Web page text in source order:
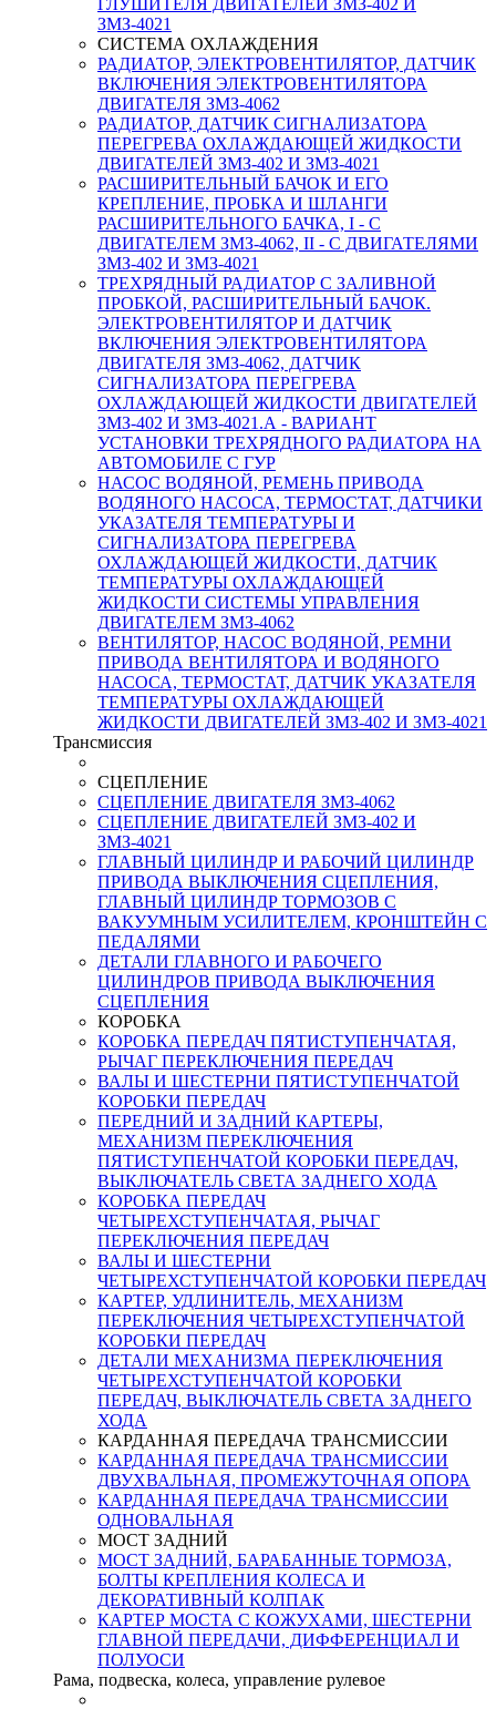
ГЛУШИТЕЛЯ ДВИГАТЕЛЕЙ ЗМЗ-402 И
ЗМЗ-4021
СИСТЕМА ОХЛАЖДЕНИЯ
РАДИАТОР, ЭЛЕКТРОВЕНТИЛЯТОР, ДАТЧИК
ВКЛЮЧЕНИЯ ЭЛЕКТРОВЕНТИЛЯТОРА
ДВИГАТЕЛЯ ЗМЗ-4062
РАДИАТОР, ДАТЧИК СИГНАЛИЗАТОРА
ПЕРЕГРЕВА ОХЛАЖДАЮЩЕЙ ЖИДКОСТИ
ДВИГАТЕЛЕЙ ЗМЗ-402 И ЗМЗ-4021
РАСШИРИТЕЛЬНЫЙ БАЧОК И ЕГО
КРЕПЛЕНИЕ, ПРОБКА И ШЛАНГИ
РАСШИРИТЕЛЬНОГО БАЧКА, I - С
ДВИГАТЕЛЕМ ЗМЗ-4062, II - С ДВИГАТЕЛЯМИ
ЗМЗ-402 И ЗМЗ-4021
ТРЕХРЯДНЫЙ РАДИАТОР С ЗАЛИВНОЙ
ПРОБКОЙ, РАСШИРИТЕЛЬНЫЙ БАЧОК.
ЭЛЕКТРОВЕНТИЛЯТОР И ДАТЧИК
ВКЛЮЧЕНИЯ ЭЛЕКТРОВЕНТИЛЯТОРА
ДВИГАТЕЛЯ ЗМЗ-4062, ДАТЧИК
СИГНАЛИЗАТОРА ПЕРЕГРЕВА
ОХЛАЖДАЮЩЕЙ ЖИДКОСТИ ДВИГАТЕЛЕЙ
ЗМЗ-402 И ЗМЗ-4021.А - ВАРИАНТ
УСТАНОВКИ ТРЕХРЯДНОГО РАДИАТОРА НА
АВТОМОБИЛЕ С ГУР
НАСОС ВОДЯНОЙ, РЕМЕНЬ ПРИВОДА
ВОДЯНОГО НАСОСА, ТЕРМОСТАТ, ДАТЧИКИ
УКАЗАТЕЛЯ ТЕМПЕРАТУРЫ И
СИГНАЛИЗАТОРА ПЕРЕГРЕВА
ОХЛАЖДАЮЩЕЙ ЖИДКОСТИ, ДАТЧИК
ТЕМПЕРАТУРЫ ОХЛАЖДАЮЩЕЙ
ЖИДКОСТИ СИСТЕМЫ УПРАВЛЕНИЯ
ДВИГАТЕЛЕМ ЗМЗ-4062
ВЕНТИЛЯТОР, НАСОС ВОДЯНОЙ, РЕМНИ
ПРИВОДА ВЕНТИЛЯТОРА И ВОДЯНОГО
НАСОСА, ТЕРМОСТАТ, ДАТЧИК УКАЗАТЕЛЯ
ТЕМПЕРАТУРЫ ОХЛАЖДАЮЩЕЙ
ЖИДКОСТИ ДВИГАТЕЛЕЙ ЗМЗ-402 И ЗМЗ-4021
Трансмиссия
СЦЕПЛЕНИЕ
СЦЕПЛЕНИЕ ДВИГАТЕЛЯ ЗМЗ-4062
СЦЕПЛЕНИЕ ДВИГАТЕЛЕЙ ЗМЗ-402 И
ЗМЗ-4021
ГЛАВНЫЙ ЦИЛИНДР И РАБОЧИЙ ЦИЛИНДР
ПРИВОДА ВЫКЛЮЧЕНИЯ СЦЕПЛЕНИЯ,
ГЛАВНЫЙ ЦИЛИНДР ТОРМОЗОВ С
ВАКУУМНЫМ УСИЛИТЕЛЕМ, КРОНШТЕЙН С
ПЕДАЛЯМИ
ДЕТАЛИ ГЛАВНОГО И РАБОЧЕГО
ЦИЛИНДРОВ ПРИВОДА ВЫКЛЮЧЕНИЯ
СЦЕПЛЕНИЯ
КОРОБКА
КОРОБКА ПЕРЕДАЧ ПЯТИСТУПЕНЧАТАЯ,
РЫЧАГ ПЕРЕКЛЮЧЕНИЯ ПЕРЕДАЧ
ВАЛЫ И ШЕСТЕРНИ ПЯТИСТУПЕНЧАТОЙ
КОРОБКИ ПЕРЕДАЧ
ПЕРЕДНИЙ И ЗАДНИЙ КАРТЕРЫ,
МЕХАНИЗМ ПЕРЕКЛЮЧЕНИЯ
ПЯТИСТУПЕНЧАТОЙ КОРОБКИ ПЕРЕДАЧ,
ВЫКЛЮЧАТЕЛЬ СВЕТА ЗАДНЕГО ХОДА
КОРОБКА ПЕРЕДАЧ
ЧЕТЫРЕХСТУПЕНЧАТАЯ, РЫЧАГ
ПЕРЕКЛЮЧЕНИЯ ПЕРЕДАЧ
ВАЛЫ И ШЕСТЕРНИ
ЧЕТЫРЕХСТУПЕНЧАТОЙ КОРОБКИ ПЕРЕДАЧ
КАРТЕР, УДЛИНИТЕЛЬ, МЕХАНИЗМ
ПЕРЕКЛЮЧЕНИЯ ЧЕТЫРЕХСТУПЕНЧАТОЙ
КОРОБКИ ПЕРЕДАЧ
ДЕТАЛИ МЕХАНИЗМА ПЕРЕКЛЮЧЕНИЯ
ЧЕТЫРЕХСТУПЕНЧАТОЙ КОРОБКИ
ПЕРЕДАЧ, ВЫКЛЮЧАТЕЛЬ СВЕТА ЗАДНЕГО
ХОДА
КАРДАННАЯ ПЕРЕДАЧА ТРАНСМИССИИ
КАРДАННАЯ ПЕРЕДАЧА ТРАНСМИССИИ
ДВУХВАЛЬНАЯ, ПРОМЕЖУТОЧНАЯ ОПОРА
КАРДАННАЯ ПЕРЕДАЧА ТРАНСМИССИИ
ОДНОВАЛЬНАЯ
МОСТ ЗАДНИЙ
МОСТ ЗАДНИЙ, БАРАБАННЫЕ ТОРМОЗА,
БОЛТЫ КРЕПЛЕНИЯ КОЛЕСА И
ДЕКОРАТИВНЫЙ КОЛПАК
КАРТЕР МОСТА С КОЖУХАМИ, ШЕСТЕРНИ
ГЛАВНОЙ ПЕРЕДАЧИ, ДИФФЕРЕНЦИАЛ И
ПОЛУОСИ
Рама, подвеска, колеса, управление рулевое